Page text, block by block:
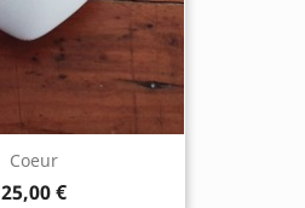
Coeur
25,00 €